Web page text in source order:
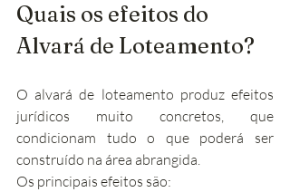
Quais os efeitos do
Alvará de Loteamento?
O alvará de loteamento produz efeitos
jurídicos muito concretos, que
condicionam tudo o que poderá ser
construído na área abrangida.
Os principais efeitos são: